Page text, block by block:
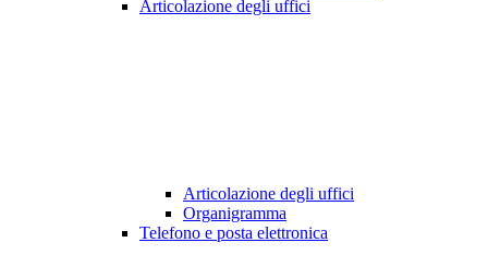
Articolazione degli uffici
Articolazione degli uffici
Organigramma
Telefono e posta elettronica